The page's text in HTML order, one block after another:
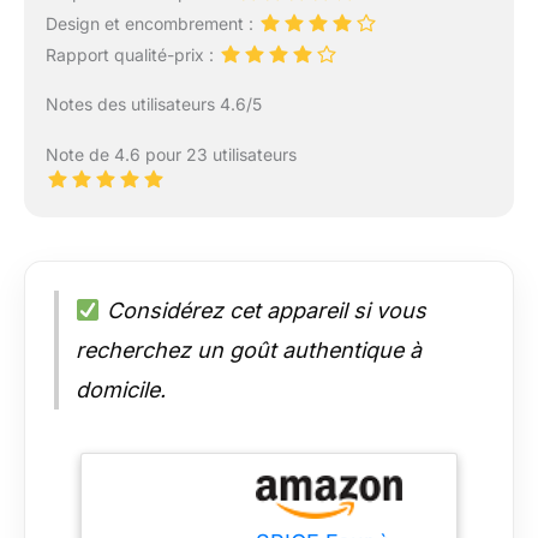
Design et encombrement :
Rapport qualité-prix :
Notes des utilisateurs 4.6/5
Note de 4.6 pour 23 utilisateurs
Considérez cet appareil si vous
recherchez un goût authentique à
domicile.